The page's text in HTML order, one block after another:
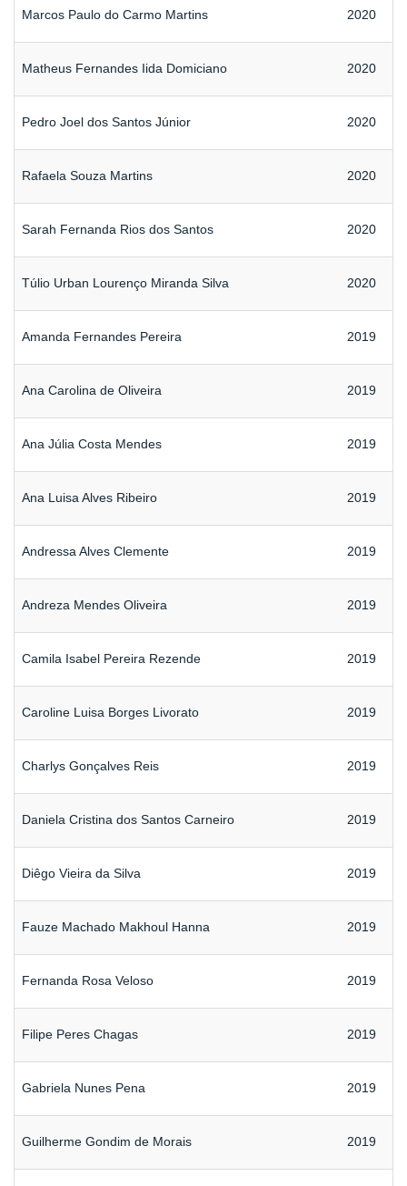
Marcos Paulo do Carmo Martins 2020
Matheus Fernandes Iida Domiciano 2020
Pedro Joel dos Santos Júnior 2020
Rafaela Souza Martins 2020
Sarah Fernanda Rios dos Santos 2020
Túlio Urban Lourenço Miranda Silva 2020
Amanda Fernandes Pereira 2019
Ana Carolina de Oliveira 2019
Ana Júlia Costa Mendes 2019
Ana Luisa Alves Ribeiro 2019
Andressa Alves Clemente 2019
Andreza Mendes Oliveira 2019
Camila Isabel Pereira Rezende 2019
Caroline Luisa Borges Livorato 2019
Charlys Gonçalves Reis 2019
Daniela Cristina dos Santos Carneiro 2019
Diêgo Vieira da Silva 2019
Fauze Machado Makhoul Hanna 2019
Fernanda Rosa Veloso 2019
Filipe Peres Chagas 2019
Gabriela Nunes Pena 2019
Guilherme Gondim de Morais 2019